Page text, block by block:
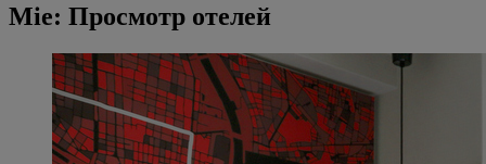
Mie: Просмотр отелей